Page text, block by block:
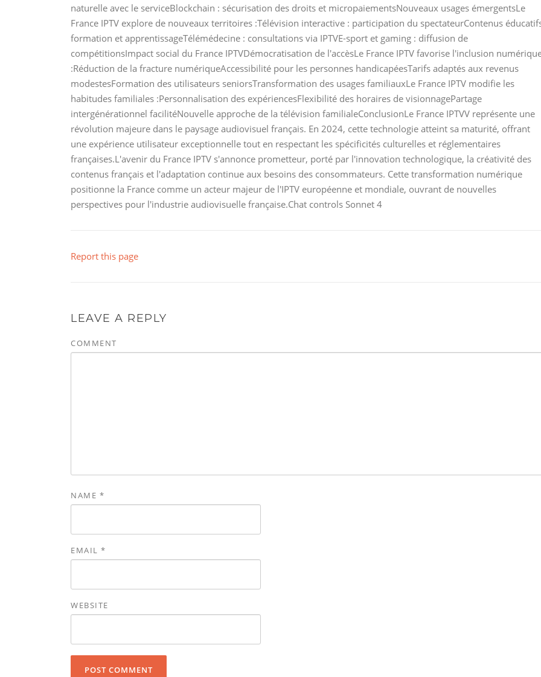
naturelle avec le serviceBlockchain : sécurisation des droits et micropaiementsNouveaux usages émergentsLe
France IPTV explore de nouveaux territoires :Télévision interactive : participation du spectateurContenus
formation et apprentissageTélémédecine : consultations via IPTVE-sport et gaming : diffusion de
compétitionsImpact social du France IPTVDémocratisation de l'accèsLe France IPTV favorise l'inclusion
:Réduction de la fracture numériqueAccessibilité pour les personnes handicapéesTarifs adaptés aux revenus
modestesFormation des utilisateurs seniorsTransformation des usages familiauxLe France IPTV modifie les
habitudes familiales :Personnalisation des expériencesFlexibilité des horaires de visionnagePartage
intergénérationnel facilitéNouvelle approche de la télévision familialeConclusionLe France IPTVV représente une
révolution majeure dans le paysage audiovisuel français. En 2024, cette technologie atteint sa maturité, offrant
une expérience utilisateur exceptionnelle tout en respectant les spécificités culturelles et réglementaires
françaises.L'avenir du France IPTV s'annonce prometteur, porté par l'innovation technologique, la créativité des
contenus français et l'adaptation continue aux besoins des consommateurs. Cette transformation numérique
positionne la France comme un acteur majeur de l'IPTV européenne et mondiale, ouvrant de nouvelles
perspectives pour l'industrie audiovisuelle française.Chat controls Sonnet 4
Report this page
LEAVE A REPLY
COMMENT
NAME *
EMAIL *
WEBSITE